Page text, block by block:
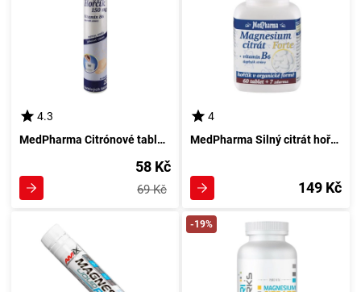
4.3
MedPharma Citrónové tablety s 150 mg hořčíku a 20 mg vitamínu B6
58 Kč
69 Kč
4
MedPharma Silný citrát hořčíku + vitamin B6 67 tablet
149 Kč
-19%